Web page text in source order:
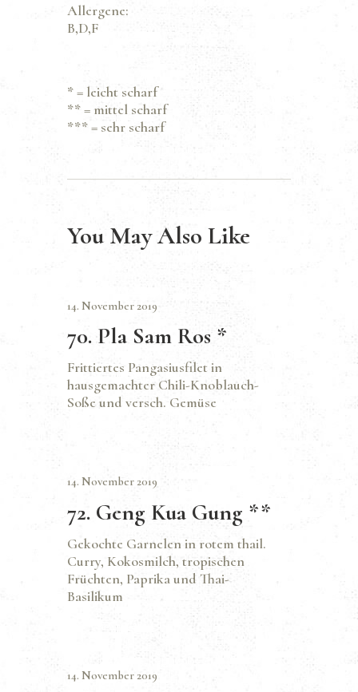
Allergene:
B,D,F
*= leicht scharf
**= mittel scharf
***= sehr scharf
You May Also Like
14. November 2019
70. Pla Sam Ros *
Frittiertes Pangasiusfilet in
hausgemachter Chili-Knoblauch-
Soße und versch. Gemüse
14. November 2019
72. Geng Kua Gung **
Gekochte Garnelen in rotem thail.
Curry, Kokosmilch, tropischen
Früchten, Paprika und Thai-
Basilikum
14. November 2019